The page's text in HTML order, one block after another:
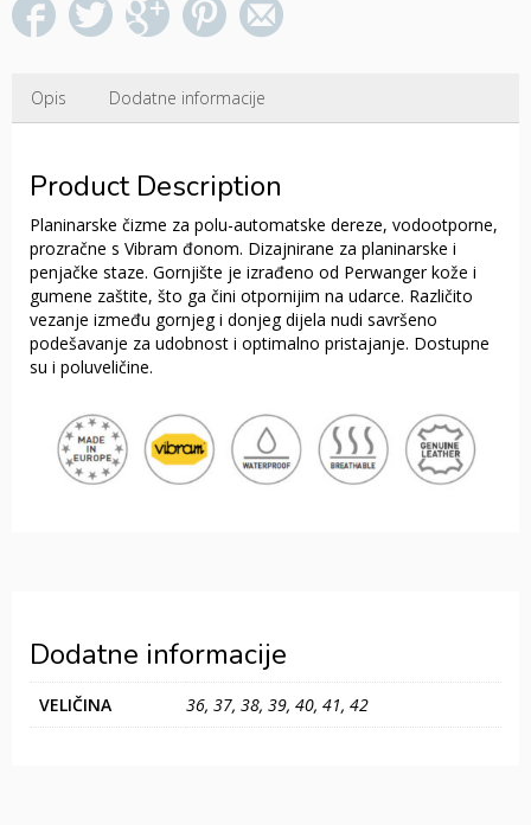
Opis Dodatne informacije
Product Description
Planinarske čizme za polu-automatske dereze, vodootporne,
prozračne s Vibram đonom. Dizajnirane za planinarske i
penjačke staze. Gornjište je izrađeno od Perwanger kože i
gumene zaštite, što ga čini otpornijim na udarce. Različito
vezanje između gornjeg i donjeg dijela nudi savršeno
podešavanje za udobnost i optimalno pristajanje. Dostupne
su i poluveličine.
Dodatne informacije
VELIČINA 36, 37, 38, 39, 40, 41, 42